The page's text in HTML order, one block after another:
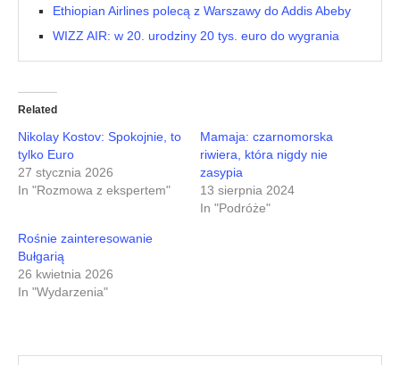
Ethiopian Airlines polecą z Warszawy do Addis Abeby
WIZZ AIR: w 20. urodziny 20 tys. euro do wygrania
Related
Nikolay Kostov: Spokojnie, to
tylko Euro
27 stycznia 2026
In "Rozmowa z ekspertem"
Mamaja: czarnomorska
riwiera, która nigdy nie
zasypia
13 sierpnia 2024
In "Podróże"
Rośnie zainteresowanie
Bułgarią
26 kwietnia 2026
In "Wydarzenia"